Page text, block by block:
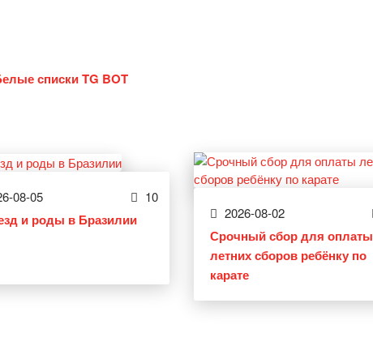
списки TG BOT
08-05 10
и роды в Бразилии 2026-08-02
Срочный сбор для оплаты
летних сборов ребёнку по
карате